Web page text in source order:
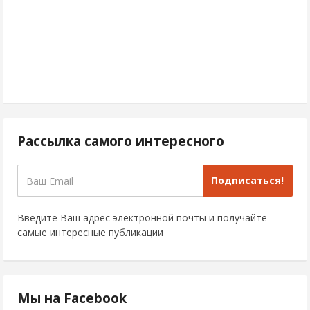
Рассылка самого интересного
Подписаться!
Введите Ваш адрес электронной почты и получайте
самые интересные публикации
Мы на Facebook